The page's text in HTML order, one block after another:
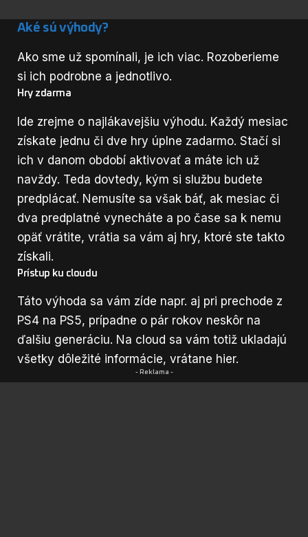
Aké sú výhody?
Ako sme už spomínali, je ich viac. Rozoberieme
si ich podrobne a jednotlivo.
Hry zdarma
Ide zrejme o najlákavejšiu výhodu. Každý mesiac
získate jednu či dve hry úplne zadarmo. Stačí si
ich v danom období aktivovať a máte ich už
navždy. Teda dovtedy, kým si službu budete
predplácať. Nemusíte sa však báť, ak mesiac či
dva predplatné vynecháte a po čase sa k nemu
opäť vrátite, vrátia sa vám aj hry, ktoré ste takto
získali.
Prístup ku cloudu
Táto výhoda sa vám zíde napr. aj pri prechode z
PS4 na PS5, prípadne o pár rokov neskôr na
ďalšiu generáciu. Na cloud sa vám totiž ukladajú
všetky dôležité informácie, vrátane hier.
- Reklama -